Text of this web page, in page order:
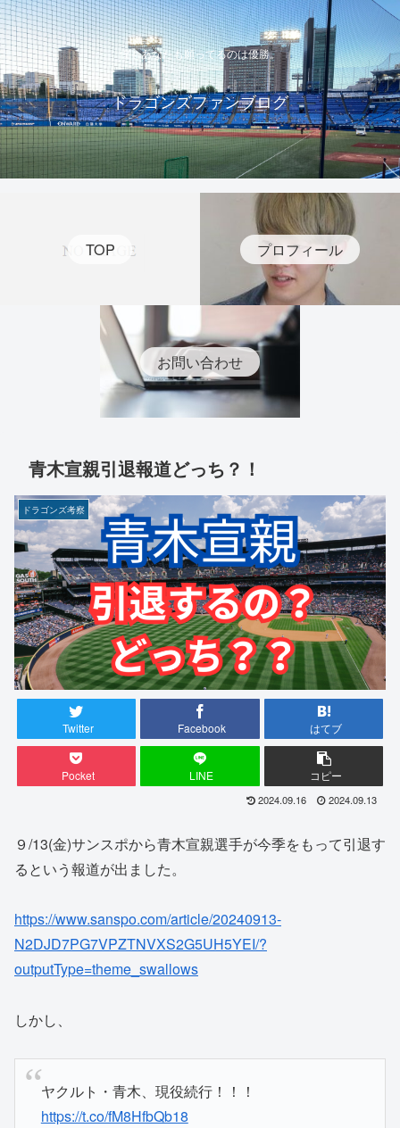
僕もあなたも願ってるのは優勝。
ドラゴンズファンブログ
TOP プロフィール
お問い合わせ
青木宣親引退報道どっち？！
ドラゴンズ考察
Twitter Facebook はてブ
Pocket LINE コピー
2024.09.16 2024.09.13
９/13(金)サンスポから青木宣親選手が今季をもって引退す
るという報道が出ました。
https://www.sanspo.com/article/20240913-
N2DJD7PG7VPZTNVXS2G5UH5YEI/?
outputType=theme_swallows
しかし、
ヤクルト・青木、現役続行！！！
https://t.co/fM8HfbQb18